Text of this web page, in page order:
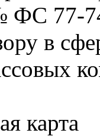
ФС 77-
в
карта